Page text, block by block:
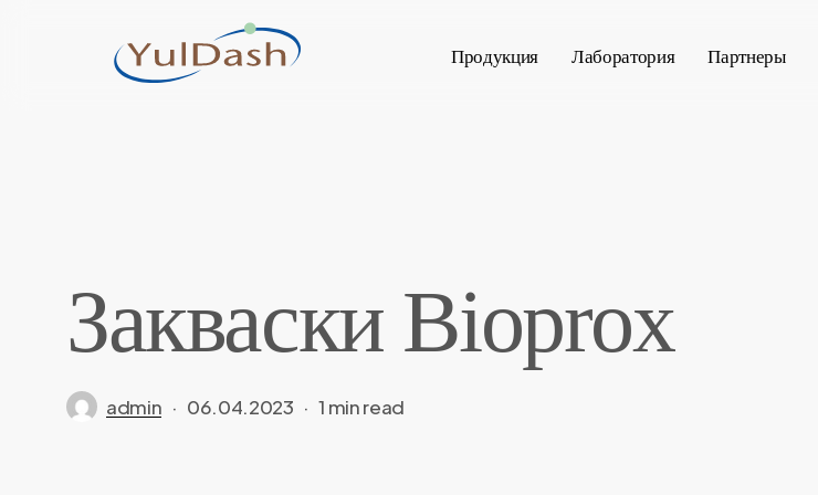
Продукция Лаборатория Партнеры
Закваски Bioprox
admin 06.04.2023 1 min read